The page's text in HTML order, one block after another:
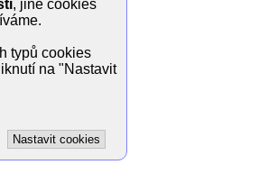
, jiné cookies
typů cookies
na "Nastavit
Nastavit cookies